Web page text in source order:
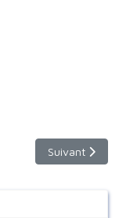
Article suivant :
Suivant